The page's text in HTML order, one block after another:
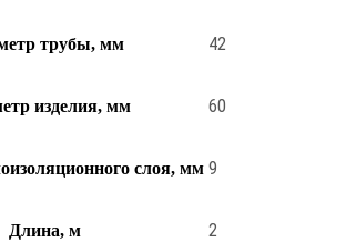
трубы, мм 42
изделия, мм 60
слоя, мм 9
Длина, м 2